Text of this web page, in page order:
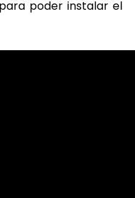
poder instalar el